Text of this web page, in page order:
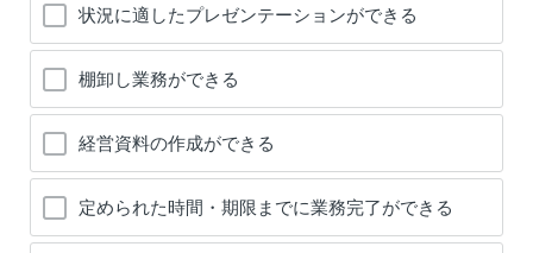
状況に適したプレゼンテーションができる
棚卸し業務ができる
経営資料の作成ができる
定められた時間・期限までに業務完了ができる